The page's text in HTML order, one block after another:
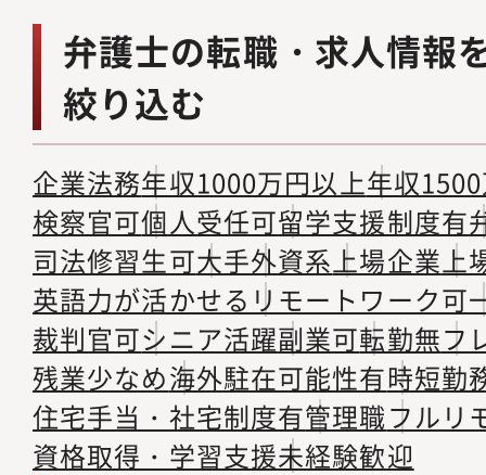
弁護士の転職・求人情報
絞り込む
企業法務年収1000万円以上年収
検察官可個人受任可留学支援制度有
司法修習生可大手外資系上場企業上
英語力が活かせる リモートワーク可
裁判官可シニア活躍副業可転勤無フ
残業少なめ海外駐在可能性有時短勤
住宅手当・社宅制度有管理職フルリ
資格取得・学習支援未経験歓迎